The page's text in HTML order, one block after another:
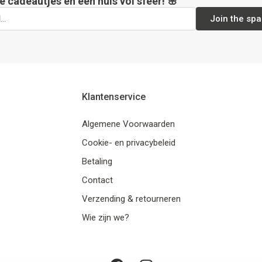
Join the
Klantenservice
Algemene Voorwaarden
Cookie- en privacybeleid
Betaling
Contact
Verzending & retourneren
Wie zijn we?